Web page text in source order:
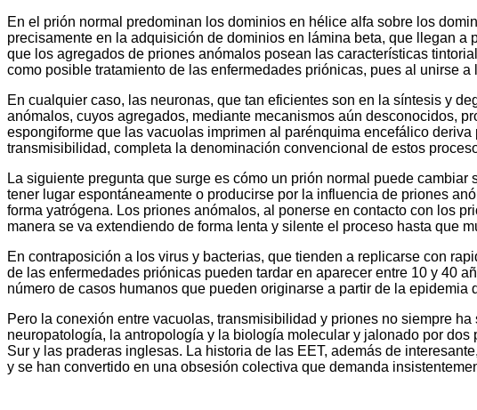
En el prión normal predominan los dominios en hélice alfa sobre los
precisamente en la adquisición de dominios en lámina beta, que llegan
que los agregados de priones anómalos posean las características
como posible tratamiento de las enfermedades priónicas, pues al unirse
En cualquier caso, las neuronas, que tan eficientes son en la síntesis y
anómalos, cuyos agregados, mediante mecanismos aún desconocidos,
espongiforme que las vacuolas imprimen al parénquima encefálico
transmisibilidad, completa la denominación convencional de estos
La siguiente pregunta que surge es cómo un prión normal puede
tener lugar espontáneamente o producirse por la influencia de priones
forma yatrógena. Los priones anómalos, al ponerse en contacto con los
manera se va extendiendo de forma lenta y silente el proceso hasta que
En contraposición a los virus y bacterias, que tienden a replicarse con
de las enfermedades priónicas pueden tardar en aparecer entre 10 y 40
número de casos humanos que pueden originarse a partir de la
Pero la conexión entre vacuolas, transmisibilidad y priones no siempre
neuropatología, la antropología y la biología molecular y jalonado por
Sur y las praderas inglesas. La historia de las EET, además de
y se han convertido en una obsesión colectiva que demanda